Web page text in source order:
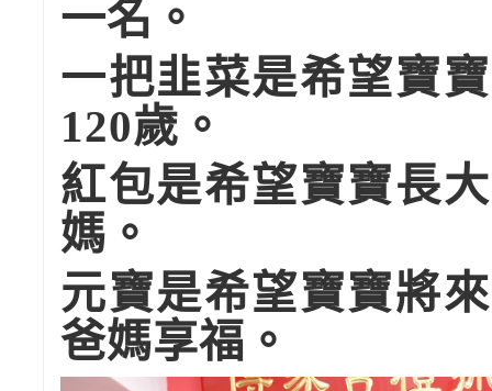
一名。
一把韭菜是希望寶
120歲。
紅包是希望寶寶長
媽。
元寶是希望寶寶將
爸媽享福。